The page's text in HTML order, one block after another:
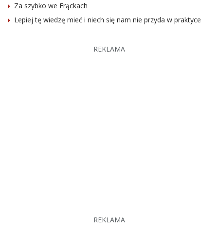
Za szybko we Frąckach
Lepiej tę wiedzę mieć i niech się nam nie przyda w praktyce
REKLAMA
REKLAMA